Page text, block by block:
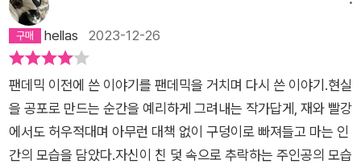
외하더라도 2023년에 『재와 빨강』을 읽어야 할 이유는 명백하
다. 이 소설이 재미있기 때문이다. 이미 현실로 다가온 상상력과
눈에 선명히 그려질 듯 밀도 높은 문장, 정교한 이야기 구성이 한
데 어우러진 이 작품은 한국문학을 대표할 만한 명작임에 틀림없
다. 그리고 『재와 빨강』은 몇년째 끝날 듯 끝나지 않는 팬데믹의
터널을 지나는 지금 우리에게는 더욱 특별한 의미와 감동으로 다
가올 것이다.
hellas 2023-12-26
팬데믹 이전에 쓴 이야기를 팬데믹을 거치며 다시 쓴 이야기.현실
을 공포로 만드는 순간을 예리하게 그려내는 작가답게, 재와 빨강
에서도 허우적대며 아무런 대책 없이 구덩이로 빠져들고 마는 인
간의 모습을 담았다.자신이 친 덫 속으로 추락하는 주인공의 모습